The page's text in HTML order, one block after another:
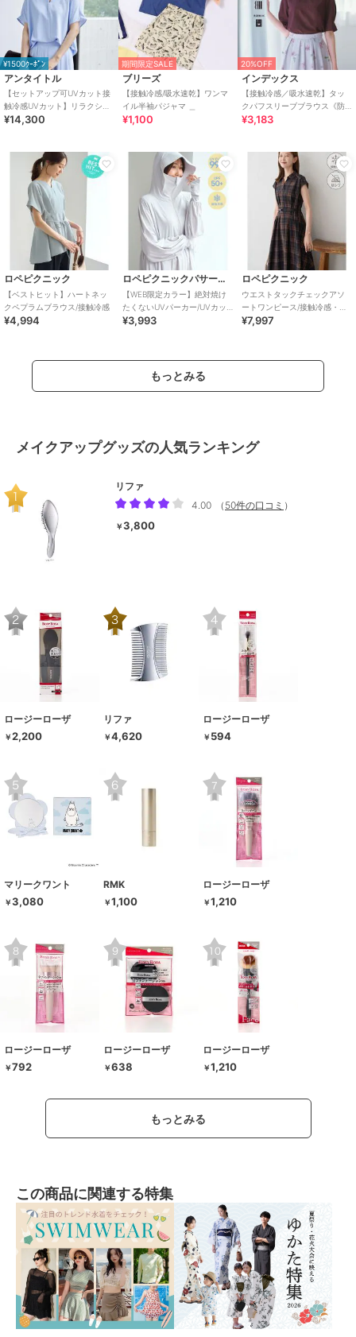
¥1500ｸｰﾎﾟﾝ
アンタイトル
【セットアップ可UVカット接
触冷感UVカット】リラクシー
キーVネックブラウス
¥14,300
期間限定SALE
ブリーズ
【接触冷感/吸水速乾】ワンマ
¥1,100
20%OFF
インデックス
【接触冷感／吸水速乾】タッ
クパフスリーブブラウス《防
シワ／洗濯機OK／XS～3L／
¥3,183
ロペピクニック
【ベストヒット】ハートネッ
クペプラムブラウス/接触冷感
¥4,994
ロペピクニックパサージュ
【WEB限定カラー】絶対焼け
たくないUVパーカー/UVカッ
ト・接触冷感
¥3,993
ロペピクニック
ウエストタックチェックアソ
ートワンピース/接触冷感・防
シワ・リンクコーデ
¥7,997
もっとみる
メイクアップグッズの人気ランキング
リファ
4.00
（ 50件の口コミ ）
￥3,800
ロージーローザ
￥2,200
リファ
￥4,620
ロージーローザ
￥ 594
マリークワント
￥3,080
RMK
￥1,100
ロージーローザ
￥1,210
ロージーローザ
￥792
ロージーローザ
￥638
ロージーローザ
￥1,210
もっとみる
この商品に関連する特集